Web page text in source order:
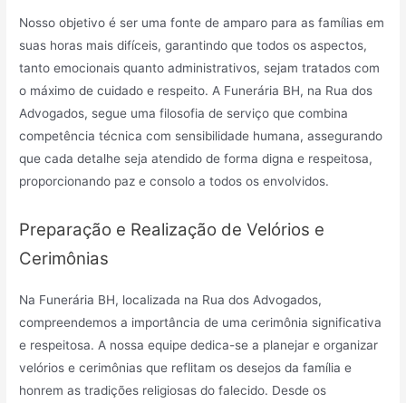
Nosso objetivo é ser uma fonte de amparo para as famílias em
suas horas mais difíceis, garantindo que todos os aspectos,
tanto emocionais quanto administrativos, sejam tratados com
o máximo de cuidado e respeito. A Funerária BH, na Rua dos
Advogados, segue uma filosofia de serviço que combina
competência técnica com sensibilidade humana, assegurando
que cada detalhe seja atendido de forma digna e respeitosa,
proporcionando paz e consolo a todos os envolvidos.
Preparação e Realização de Velórios e
Cerimônias
Na Funerária BH, localizada na Rua dos Advogados,
compreendemos a importância de uma cerimônia significativa
e respeitosa. A nossa equipe dedica-se a planejar e organizar
velórios e cerimônias que reflitam os desejos da família e
honrem as tradições religiosas do falecido. Desde os